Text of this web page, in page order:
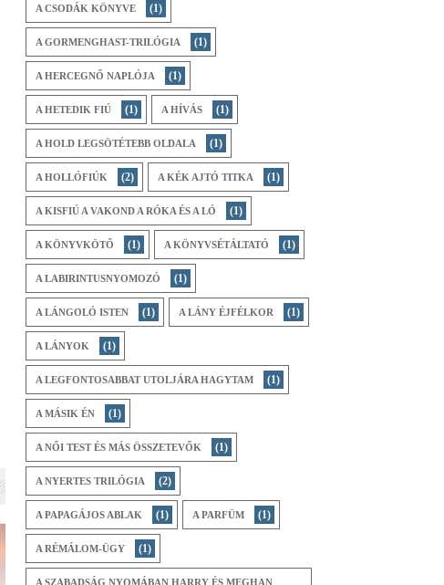
A CSODÁK KÖNYVE (1)
A GORMENGHAST-TRILÓGIA (1)
A HERCEGNŐ NAPLÓJA (1)
A HETEDIK FIÚ (1) A HÍVÁS (1)
A HOLD LEGSÖTÉTEBB OLDALA (1)
A HOLLÓFIÚK (2) A KÉK AJTÓ TITKA (1)
A KISFIÚ A VAKOND A RÓKA ÉS A LÓ (1)
A KÖNYVKÖTŐ (1) A KÖNYVSÉTÁLTATÓ (1)
A LABIRINTUSNYOMOZÓ (1)
A LÁNGOLÓ ISTEN (1) A LÁNY ÉJFÉLKOR (1)
A LÁNYOK (1)
A LEGFONTOSABBAT UTOLJÁRA HAGYTAM (1)
A MÁSIK ÉN (1)
A NŐI TEST ÉS MÁS ÖSSZETEVŐK (1)
A NYERTES TRILÓGIA (2)
A ​PAPAGÁJOS ABLAK (1) A PARFÜM (1)
A RÉMÁLOM-ÜGY (1)
A SZABADSÁG NYOMÁBAN HARRY ÉS MEGHAN